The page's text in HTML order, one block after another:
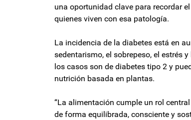
una oportunidad clave para recordar
quienes viven con esa patología.
La incidencia de la diabetes está en
sedentarismo, el sobrepeso, el estrés
los casos son de diabetes tipo 2 y
nutrición basada en plantas.
“La alimentación cumple un rol central
de forma equilibrada, consciente y